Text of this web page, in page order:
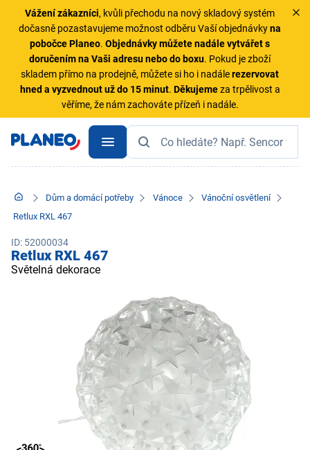
Vážení zákazníci, kvůli přechodu na nový skladový systém
dočasně pozastavujeme možnost odběru Vaší objednávkyna
pobočce Planeo.Objednávky můžete nadále vytvářet s
doručením na Vaši adresu nebo do boxu. Pokud je zboží
skladem přímo na prodejně, můžete si ho i nadálerezervovat
hned a vyzvednout už do 15 minut. Děkujemeza trpělivost a
věříme, že nám zachováte přízeň i nadále.
Dům a domácí potřeby Vánoce
Vánoční osvětlení
Retlux RXL 467
ID: 52000034
Retlux RXL 467
Světelná dekorace